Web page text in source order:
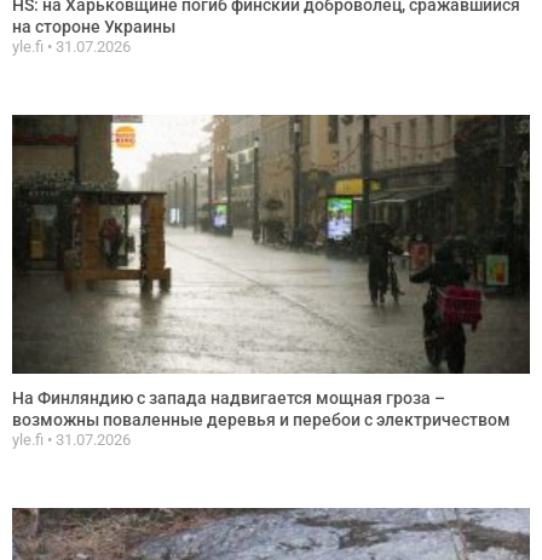
HS: на Харьковщине погиб финский доброволец, сражавшийся
на стороне Украины
yle.fi 31.07.2026
На Финляндию с запада надвигается мощная гроза –
возможны поваленные деревья и перебои с электричеством
yle.fi 31.07.2026